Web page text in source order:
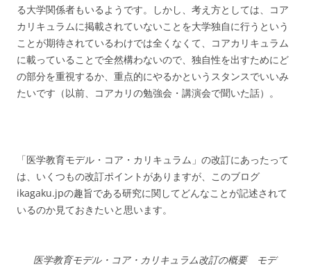
る大学関係者もいるようです。しかし、考え方としては、コア
カリキュラムに掲載されていないことを大学独自に行うという
ことが期待されているわけでは全くなくて、コアカリキュラム
に載っていることで全然構わないので、独自性を出すためにど
の部分を重視するか、重点的にやるかというスタンスでいいみ
たいです（以前、コアカリの勉強会・講演会で聞いた話）。
「医学教育モデル・コア・カリキュラム」の改訂にあったって
は、いくつもの改訂ポイントがありますが、このブログ
ikagaku.jpの趣旨である研究に関してどんなことが記述されて
いるのか見ておきたいと思います。
医学教育モデル・コア・カリキュラム改訂の概要 モデ